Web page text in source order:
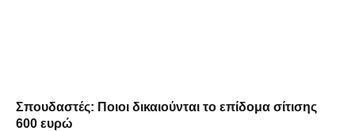
Σπουδαστές: Ποιοι δικαιούνται το επίδομα σίτισης
600 ευρώ